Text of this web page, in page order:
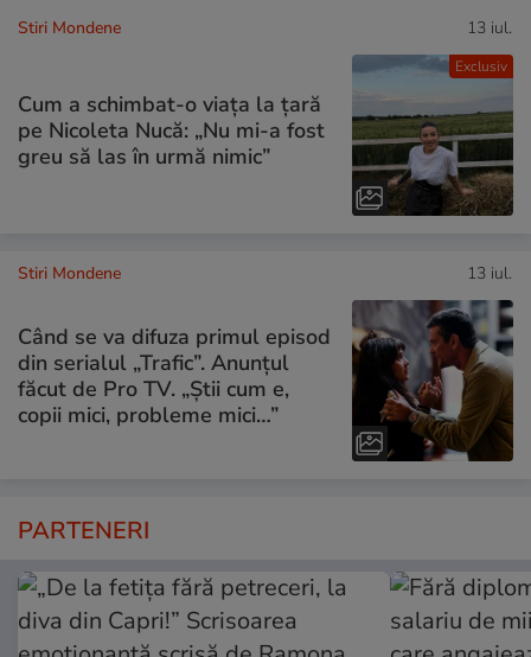
Exclusiv
Stiri Mondene 13 iul.
Cum a schimbat-o viața la țară
pe Nicoleta Nucă: „Nu mi-a fost
greu să las în urmă nimic”
Stiri Mondene 13 iul.
Când se va difuza primul episod
din serialul „Trafic”. Anunțul
făcut de Pro TV. „Știi cum e,
copii mici, probleme mici…”
PARTENERI